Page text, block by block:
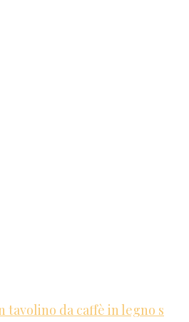
tavolino da caffè in legno s